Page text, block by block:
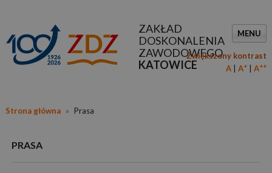
ZAKŁAD
DOSKONALENIA
ZAWODOWEGO
KATOWICE
MENU
Zwiększony kontrast
A
A+ A++
Strona główna » Prasa
PRASA